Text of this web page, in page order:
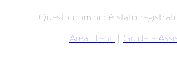
Questo dominio è stato
Area clienti Guide e